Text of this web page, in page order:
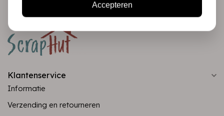
Klantenservice
Informatie
Verzending en retourneren
Accepteren